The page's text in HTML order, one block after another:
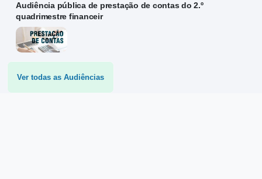
Audiência pública de prestação de contas do 2.º
quadrimestre financeir
Ver todas as Audiências